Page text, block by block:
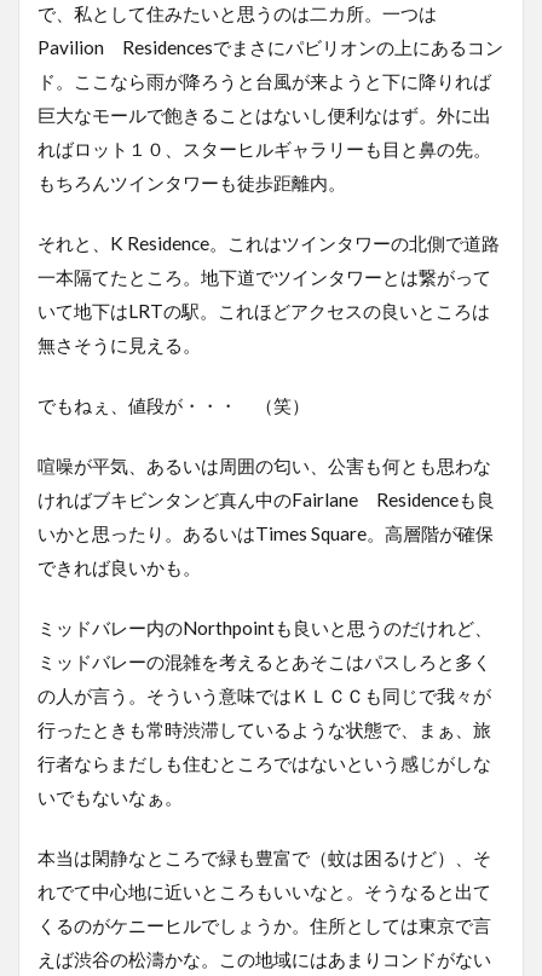
で、私として住みたいと思うのは二カ所。一つは
Pavilion Residencesでまさにパビリオンの上にあるコン
ド。ここなら雨が降ろうと台風が来ようと下に降りれば
巨大なモールで飽きることはないし便利なはず。外に出
ればロット１０、スターヒルギャラリーも目と鼻の先。
もちろんツインタワーも徒歩距離内。
それと、K Residence。これはツインタワーの北側で道路
一本隔てたところ。地下道でツインタワーとは繋がって
いて地下はLRTの駅。これほどアクセスの良いところは
無さそうに見える。
でもねぇ、値段が・・・ （笑）
喧噪が平気、あるいは周囲の匂い、公害も何とも思わな
ければブキビンタンど真ん中のFairlane Residenceも良
いかと思ったり。あるいはTimes Square。高層階が確保
できれば良いかも。
ミッドバレー内のNorthpointも良いと思うのだけれど、
ミッドバレーの混雑を考えるとあそこはパスしろと多く
の人が言う。そういう意味ではＫＬＣＣも同じで我々が
行ったときも常時渋滞しているような状態で、まぁ、旅
行者ならまだしも住むところではないという感じがしな
いでもないなぁ。
本当は閑静なところで緑も豊富で（蚊は困るけど）、そ
れでて中心地に近いところもいいなと。そうなると出て
くるのがケニーヒルでしょうか。住所としては東京で言
えば渋谷の松濤かな。この地域にはあまりコンドがない